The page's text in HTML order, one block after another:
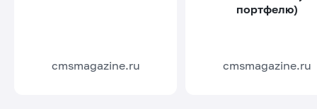
cmsmagazine.ru
портфелю)
cmsmagazine.ru